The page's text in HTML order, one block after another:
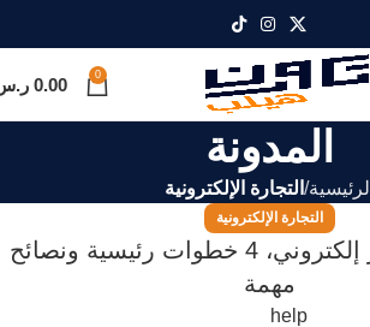
0
0.00
المدونة
الرئيسية التجارة الإلكترونية
التجارة الإلكترونية
كيف إنشاء متجر إلكتروني، 4 خطوات رئيسية ونصائح
مهمة
help